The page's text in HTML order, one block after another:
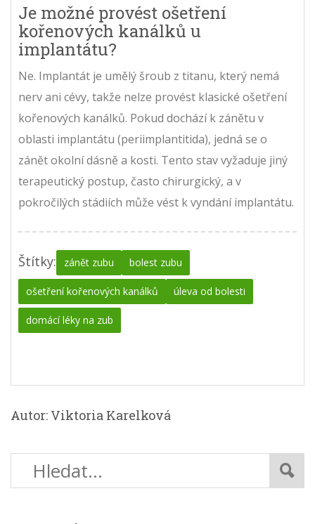
Je možné provést ošetření
kořenových kanálků u
implantátu?
Ne. Implantát je umělý šroub z titanu, který nemá
nerv ani cévy, takže nelze provést klasické ošetření
kořenových kanálků. Pokud dochází k zánětu v
oblasti implantátu (periimplantitida), jedná se o
zánět okolní dásně a kosti. Tento stav vyžaduje jiný
terapeutický postup, často chirurgický, a v
pokročilých stádiích může vést k vyndání implantátu.
Štítky: zánět zubu bolest zubu
ošetření kořenových kanálků úleva od bolesti
domácí léky na zub
Autor: Viktoria Karelková